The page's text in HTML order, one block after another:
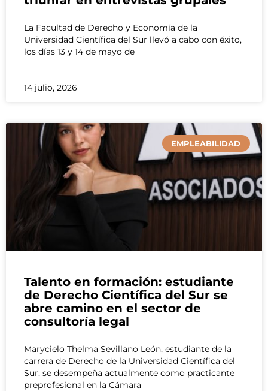
La Facultad de Derecho y Economía de la
Universidad Científica del Sur llevó a cabo con éxito,
los días 13 y 14 de mayo de
14 julio, 2026
EMPLEABILIDAD
Talento en formación: estudiante
de Derecho Científica del Sur se
abre camino en el sector de
consultoría legal
Marycielo Thelma Sevillano León, estudiante de la
carrera de Derecho de la Universidad Científica del
Sur, se desempeña actualmente como practicante
preprofesional en la Cámara